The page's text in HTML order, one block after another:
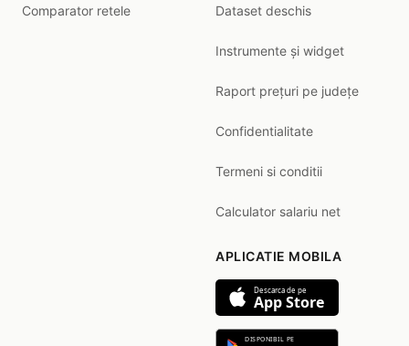
Comparator retele Dataset deschis
Instrumente și widget
Raport prețuri pe județe
Confidentialitate
Termeni si conditii
Calculator salariu net
APLICATIE MOBILA
Descarca de pe
App Store
DISPONIBIL PE